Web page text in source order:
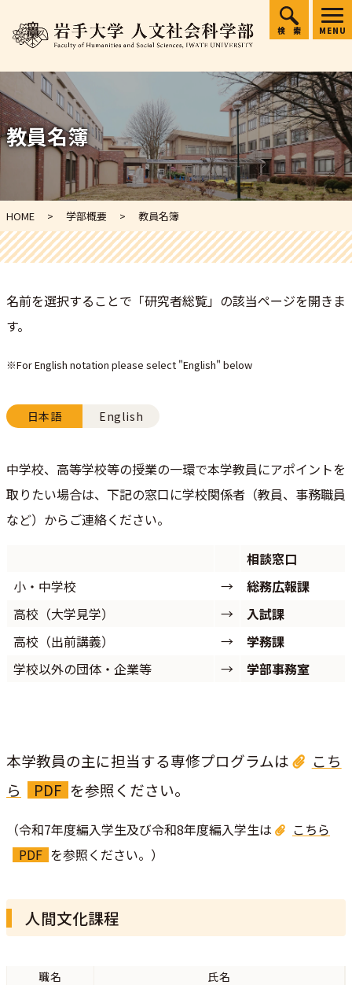
検索 MENU
教員名簿
HOME 学部概要 教員名簿
名前を選択することで「研究者総覧」の該当ページを開きま
す。
※For English notation please select "English" below
日本語 English
中学校、高等学校等の授業の一環で本学教員にアポイントを
取りたい場合は、下記の窓口に学校関係者（教員、事務職員
など）からご連絡ください。
相談窓口
小・中学校
→
総務広報課
高校（大学見学）
→
入試課
高校（出前講義）
→
学務課
学校以外の団体・企業等
→ 学部事務室
本学教員の主に担当する専修プログラムは
こち
ら
を参照ください。
（令和7年度編入学生及び令和8年度編入学生は
こちら
を参照ください。）
人間文化課程
職名
氏名